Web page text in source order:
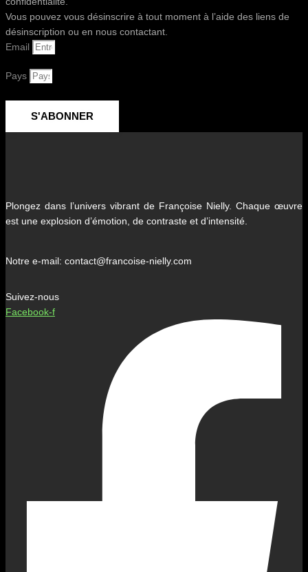
Vous pouvez vous désinscrire à tout moment à l’aide des liens de
désinscription ou en nous contactant.
Email
Pays
S'ABONNER
Plongez dans l’univers vibrant de Françoise Nielly. Chaque œuvre
est une explosion d’émotion, de contraste et d’intensité.
Notre e-mail: contact@francoise-nielly.com
Suivez-nous
Facebook-f